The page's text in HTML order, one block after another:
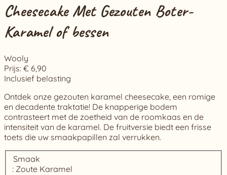
Cheesecake Met Gezouten Boter-
Karamel of bessen
Wooly
Prijs: € 6,90
Inclusief belasting
Ontdek onze gezouten karamel cheesecake, een romige
en decadente traktatie! De knapperige bodem
contrasteert met de zoetheid van de roomkaas en de
intensiteit van de karamel. De fruitversie biedt een frisse
toets die uw smaakpapillen zal verrukken.
Smaak
: Zoute Karamel